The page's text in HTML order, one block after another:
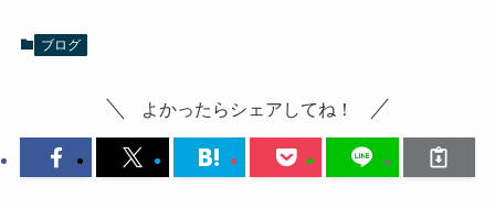
ブログ
よかったらシェアしてね！